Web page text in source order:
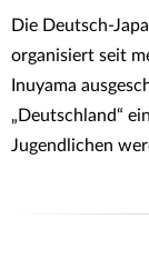
Die Deutsch-
organisiert seit
Inuyama
„Deutschland“
Jugendlichen